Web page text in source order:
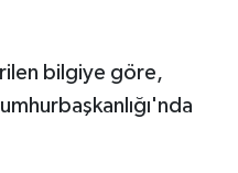
bilgiye göre,